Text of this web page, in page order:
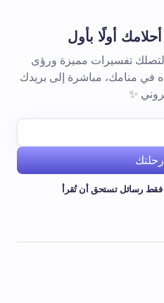
أولًا بأول
لتصلك تفسيرات مميزة ورؤى
في منامك، مباشرة إلى بريدك
✨
رحلتك
فقط رسائل تستحق أن تُقرأ